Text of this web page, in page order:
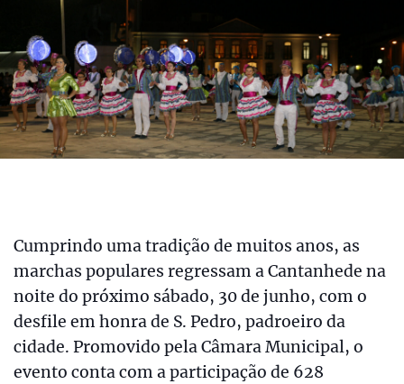
Cumprindo uma tradição de muitos anos, as
marchas populares regressam a Cantanhede na
noite do próximo sábado, 30 de junho, com o
desfile em honra de S. Pedro, padroeiro da
cidade. Promovido pela Câmara Municipal, o
evento conta com a participação de 628